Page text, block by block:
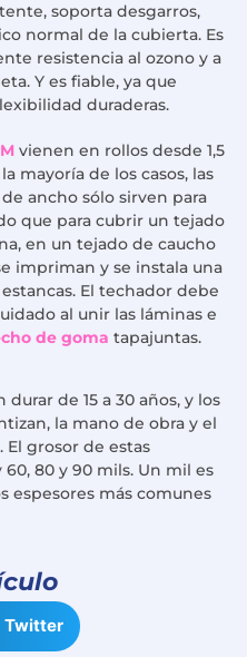
soporta desgarros,
normal de la cubierta. Es
resistencia al ozono y a
Y es fiable, ya que
duraderas.
vienen en rollos desde 1,5
mayoría de los casos, las
ancho sólo sirven para
que para cubrir un tejado
en un tejado de caucho
impriman y se instala una
El techador debe
al unir las láminas e
de goma tapajuntas.
de 15 a 30 años, y los
la mano de obra y el
El grosor de estas
80 y 90 mils. Un mil es
espesores más comunes
Twitter